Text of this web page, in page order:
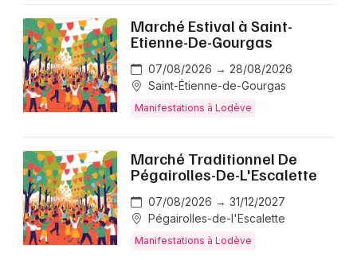
Marché Estival à Saint-
Etienne-De-Gourgas
07/08/2026 → 28/08/2026
Saint-Étienne-de-Gourgas
Manifestations à Lodève
Marché Traditionnel De
Pégairolles-De-L'Escalette
07/08/2026 → 31/12/2027
Pégairolles-de-l'Escalette
Manifestations à Lodève